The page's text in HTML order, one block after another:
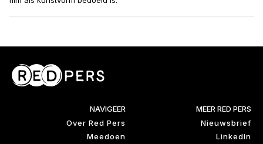
NAVIGEER
Over Red Pers
Meedoen
MEER RED PERS
Nieuwsbrief
LinkedIn